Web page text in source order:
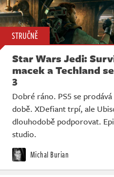
STRUČNĚ
Star Wars Jedi:
macek a Techland
3
Dobré ráno. PS5 se
době. XDefiant trpí, ale
dlouhodobě podporovat.
studio.
Michal Burian